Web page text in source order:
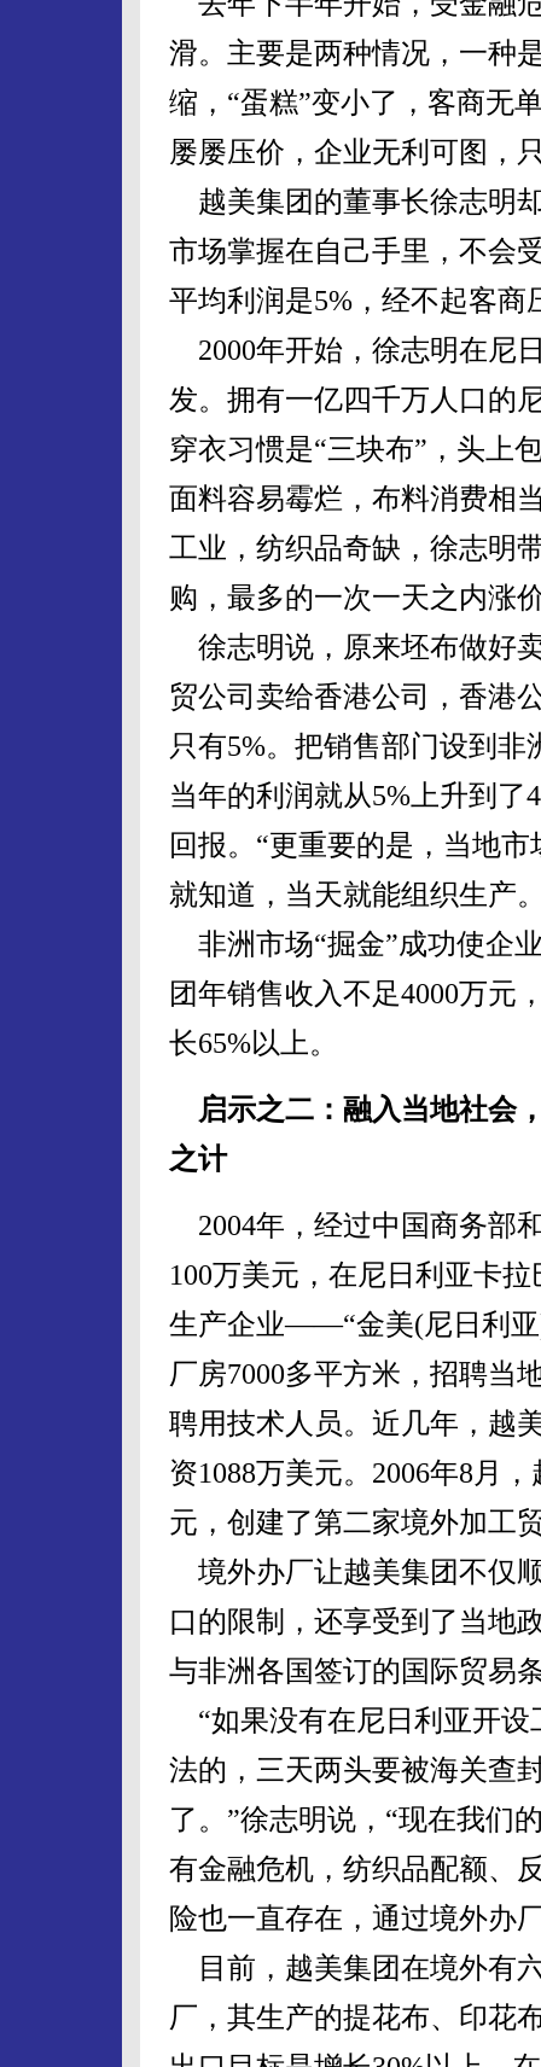
滑。主要是两种情况，一种
缩，“蛋糕”变小了，客商无
屡屡压价，企业无利可图，
越美集团的董事长徐志明
市场掌握在自己手里，不会
平均利润是5%，经不起客商
2000年开始，徐志明在尼
发。拥有一亿四千万人口的
穿衣习惯是“三块布”，头上
面料容易霉烂，布料消费相
工业，纺织品奇缺，徐志明
购，最多的一次一天之内涨
徐志明说，原来坯布做好
贸公司卖给香港公司，香港
只有5%。把销售部门设到
当年的利润就从5%上升到了
回报。“更重要的是，当地
就知道，当天就能组织生产
非洲市场“掘金”成功使企
团年销售收入不足4000万元
长65%以上。
启示之二：融入当地社会
之计
2004年，经过中国商务部
100万美元，在尼日利亚卡
生产企业——“金美(尼日利亚
厂房7000多平方米，招聘当
聘用技术人员。近几年，越
资1088万美元。2006年8月
元，创建了第二家境外加工
境外办厂让越美集团不仅
口的限制，还享受到了当地
与非洲各国签订的国际贸易
“如果没有在尼日利亚开设
法的，三天两头要被海关查
了。”徐志明说，“现在我们
有金融危机，纺织品配额、
险也一直存在，通过境外办
目前，越美集团在境外有
厂，其生产的提花布、印花